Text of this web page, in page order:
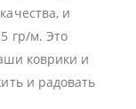
и
гр/м. Это
коврики и
и радовать